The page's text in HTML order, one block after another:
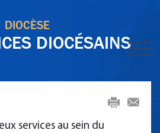
DIOCÈSE
DIOCÉSAINS
services au sein du